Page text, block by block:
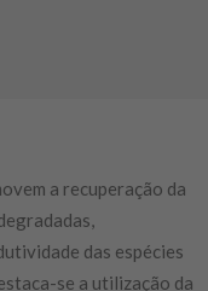
a recuperação da
das espécies
se a utilização da